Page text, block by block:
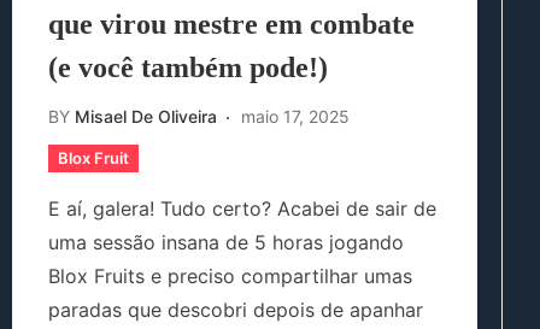
que virou mestre em combate
(e você também pode!)
BY Misael De Oliveira maio 17, 2025
Blox Fruit
E aí, galera! Tudo certo? Acabei de sair de
uma sessão insana de 5 horas jogando
Blox Fruits e preciso compartilhar umas
paradas que descobri depois de apanhar